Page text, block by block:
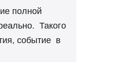
полной
Такого
событие в